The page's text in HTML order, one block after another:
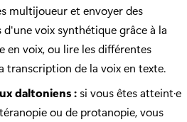
multijoueur et envoyer des
d'une voix synthétique grâce à la
en voix, ou lire les différentes
transcription de la voix en texte.
daltoniens : si vous êtes atteint·e
ou de protanopie, vous